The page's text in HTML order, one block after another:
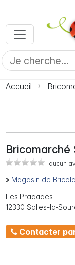
Accueil
Bricomarché
aucun
» Magasin de
Les Pradades
12330 Salles-la-
Contacter